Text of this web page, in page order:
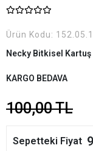
Ürün Kodu:
Necky Bitkisel Kartuş
KARGO BEDAVA
100,00 TL
Sepetteki Fiyat